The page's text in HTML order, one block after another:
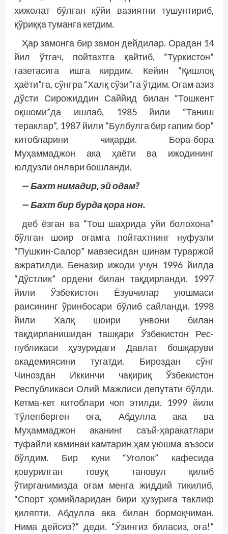
хижолат бўлган кўйи вазиятни тушунтириб,
қўриққа туманга кетдим.
Ҳар замонга бир замон дейдилар. Орадан 14
йил ўтгач, пойтахтга қайтиб, “Туркистон”
газетасига ишга кирдим. Кейин “Қишлоқ
ҳаёти”га, сўнг­­ра “Халқ сўзи”га ўтдим. Оғам азиз
дўсти Сирожиддин Саййид билан “Тошкент
оқшоми”да ишлаб, 1985 йили “Таниш
тераклар”, 1987 йили “Булбулга бир гапим бор”
китобларини чиқарди. Бора-бора
Муҳаммаджон ака ҳаёти ва ижодининг
юлдузли онлари бошланди.
— Бахт нимадир, эй одам?
— Бахт бир бурда қора нон.
деб ёзган ва “Тош шаҳрида уйи болохона”
бўлган шоир оғамга пойтахтнинг нуфузли
“Пушкин-Салор” мавзесидан шинам тураржой
ажратилди. Беназир ижоди учун 1996 йилда
“Дўстлик” ордени билан тақдирланди. 1997
йили Ўзбекис­тон Ёзувчилар уюшмаси
раисининг ўринбосари бўлиб сайланди. 1998
йили Халқ шоири унвони билан
тақдирланишидан ташқари Ўзбекистон Рес­
публикаси ҳузуридаги Давлат бошқаруви
академиясини тугатди. Бироздан сўнг
Чиноздан Иккинчи чақириқ Ўзбекистон
Республикаси Олий Мажлиси депутати бўлди.
Кетма-кет китоблари чоп этилди. 1999 йили
Тўлепберген оға, Абдулла ака ва
Муҳаммаджон аканинг саъй-ҳаракатлари
туфайли каминаи камтарин ҳам уюшма аъзоси
бўлдим. Бир куни “Уголок” кафесида
қовурилган товуқ тановул қилиб
ўтирганимизда оғам менга жиддий тикилиб,
“Спорт ҳомийларидан бири ҳузурига таклиф
қиляпти. Абдулла ака билан бормоқчиман.
Нима дейсиз?” деди. “Ўзингиз биласиз, оға!”